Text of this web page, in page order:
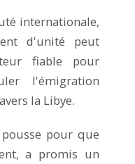
internationale,
d'unité peut
fiable pour
l'émigration
la Libye.
pour que
a promis un